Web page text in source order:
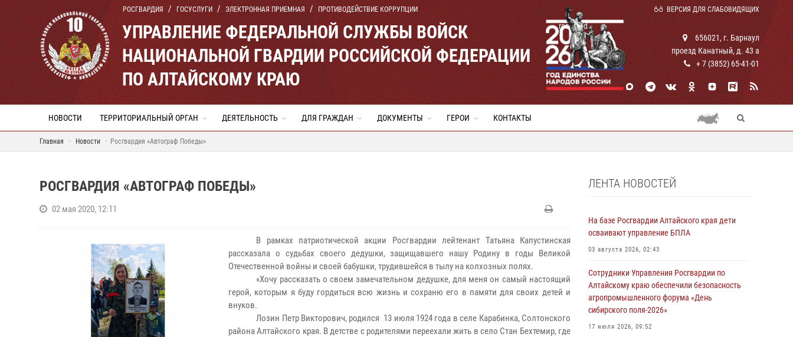
РОСГВАРДИЯ ГОСУСЛУГИ ЭЛЕКТРОННАЯ ПРИЕМНАЯ ПРОТИВОДЕЙСТВИЕ КОРРУПЦИИ ВЕРСИЯ ДЛЯ СЛАБОВИДЯЩИХ
УПРАВЛЕНИЕ ФЕДЕРАЛЬНОЙ СЛУЖБЫ ВОЙСК
НАЦИОНАЛЬНОЙ ГВАРДИИ РОССИЙСКОЙ ФЕДЕРАЦИИ
ПО АЛТАЙСКОМУ КРАЮ
rosguard
656021, г. Барнаул
проезд Канатный, д. 43 а
+ 7 (3852) 65-41-01
НОВОСТИ ТЕРРИТОРИАЛЬНЫЙ ОРГАН ДЕЯТЕЛЬНОСТЬ ДЛЯ ГРАЖДАН ДОКУМЕНТЫ ГЕРОИ КОНТАКТЫ
Главная Новости Росгвардия «Автограф Победы»
РОСГВАРДИЯ «АВТОГРАФ ПОБЕДЫ»
02 мая 2020, 12:11
В рамках патриотической акции Росгвардии лейтенант Татьяна Капустинская
рассказала о судьбах своего дедушки, защищавшего нашу Родину в годы Великой
Отечественной войны и своей бабушки, трудившейся в тылу на колхозных полях.
«Хочу рассказать о своем замечательном дедушке, для меня он самый настоящий
герой, которым я буду гордиться всю жизнь и сохраню его в памяти для своих детей и
внуков.
Лозин Петр Викторович, родился 13 июля 1924 года в селе Карабинка, Солтонского
района Алтайского края. В детстве с родителями переехали жить в село Стан Бехтемир, где
ЛЕНТА НОВОСТЕЙ
На базе Росгвардии Алтайского края дети
осваивают управление БПЛА
03 августа 2026, 02:43
Сотрудники Управления Росгвардии по
Алтайскому краю обеспечили безопасность
агропромышленного форума «День
сибирского поля-2026»
17 июля 2026, 09:52